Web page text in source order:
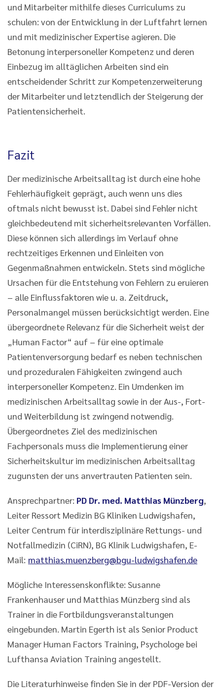
und Mitarbeiter mithilfe dieses Curriculums zu
schulen: von der Entwicklung in der Luftfahrt lernen
und mit medizinischer Expertise agieren. Die
Betonung interpersoneller Kompetenz und deren
Einbezug im alltäglichen Arbeiten sind ein
entscheidender Schritt zur Kompetenzerweiterung
der Mitarbeiter und letztendlich der Steigerung der
Patientensicherheit.
Fazit
Der medizinische Arbeitsalltag ist durch eine hohe
Fehlerhäufigkeit geprägt, auch wenn uns dies
oftmals nicht bewusst ist. Dabei sind Fehler nicht
gleichbedeutend mit sicherheitsrelevanten Vorfällen.
Diese können sich allerdings im Verlauf ohne
rechtzeitiges Erkennen und Einleiten von
Gegenmaßnahmen entwickeln. Stets sind mögliche
Ursachen für die Entstehung von Fehlern zu eruieren
– alle Einflussfaktoren wie u. a. Zeitdruck,
Personalmangel müssen berücksichtigt werden. Eine
übergeordnete Relevanz für die Sicherheit weist der
„Human Factor“ auf – für eine optimale
Patientenversorgung bedarf es neben technischen
und prozeduralen Fähigkeiten zwingend auch
interpersoneller Kompetenz. Ein Umdenken im
medizinischen Arbeitsalltag sowie in der Aus-, Fort-
und Weiterbildung ist zwingend notwendig.
Übergeordnetes Ziel des medizinischen
Fachpersonals muss die Implementierung einer
Sicherheitskultur im medizinischen Arbeitsalltag
zugunsten der uns anvertrauten Patienten sein.
Ansprechpartner: PD Dr. med. Matthias Münzberg,
Leiter Ressort Medizin BG Kliniken Ludwigshafen,
Leiter Centrum für interdisziplinäre Rettungs- und
Notfallmedizin (CiRN), BG Klinik Ludwigshafen, E-
Mail: matthias.muenzberg@bgu-ludwigshafen.de
Mögliche Interessenskonflikte: Susanne
Frankenhauser und Matthias Münzberg sind als
Trainer in die Fortbildungsveranstaltungen
eingebunden. Martin Egerth ist als Senior Product
Manager Human Factors Training, Psychologe bei
Lufthansa Aviation Training angestellt.
Die Literaturhinweise finden Sie in der PDF-Version der